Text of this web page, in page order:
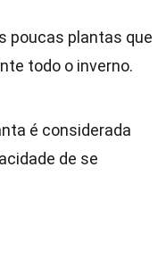
poucas plantas que
todo o inverno.
é considerada
de se